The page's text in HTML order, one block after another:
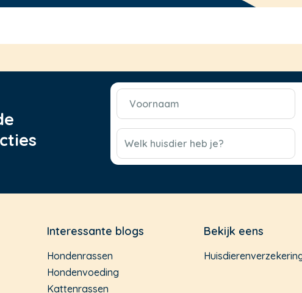
Voornaam
(Vereist)
CAPTCHA
Welk huisdier heb je?
Interessante blogs
Hondenrassen
Hondenvoeding
Kattenrassen
Bekijk eens